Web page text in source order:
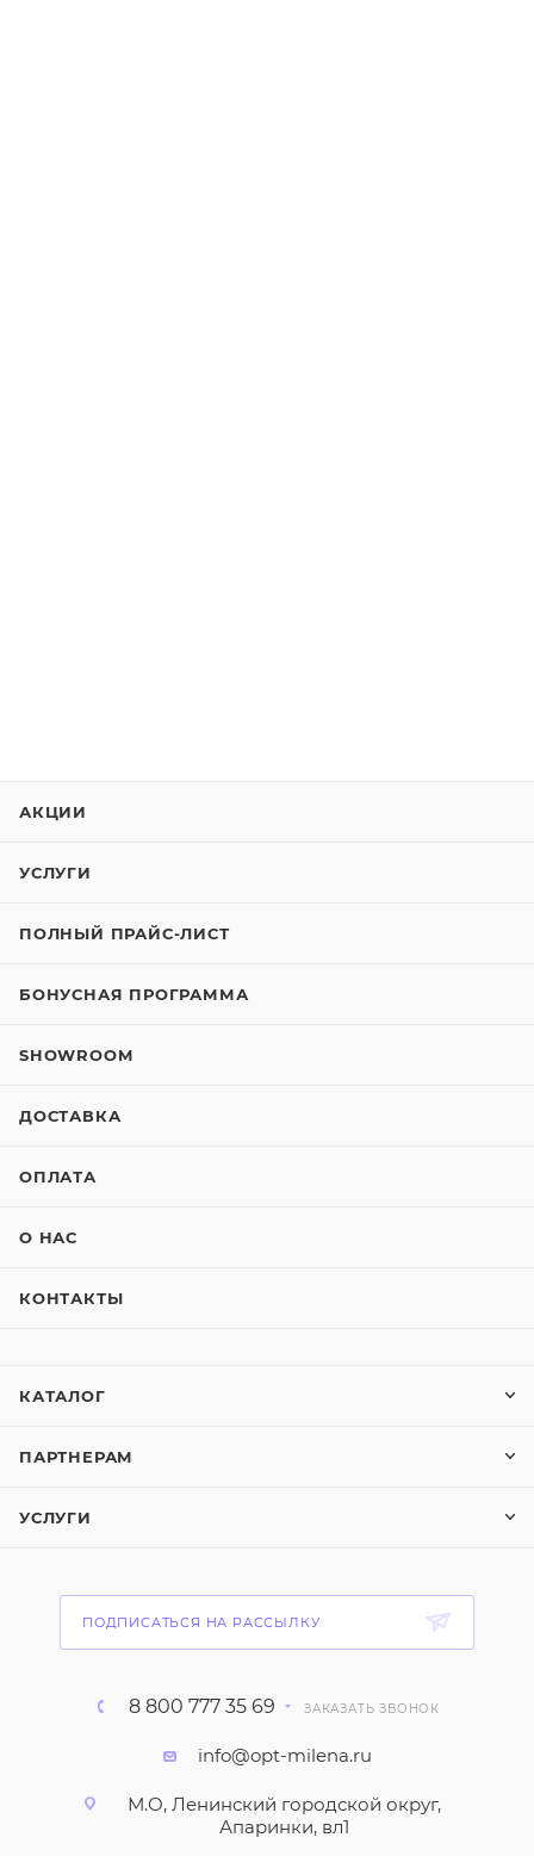
АКЦИИ
УСЛУГИ
ПОЛНЫЙ ПРАЙС-ЛИСТ
БОНУСНАЯ ПРОГРАММА
SHOWROOM
ДОСТАВКА
ОПЛАТА
О НАС
КОНТАКТЫ
КАТАЛОГ
ПАРТНЕРАМ
УСЛУГИ
ПОДПИСАТЬСЯ НА РАССЫЛКУ
8 800 777 35 69 ЗАКАЗАТЬ ЗВОНОК
info@opt-milena.ru
М.О, Ленинский городской округ,
Апаринки, вл1